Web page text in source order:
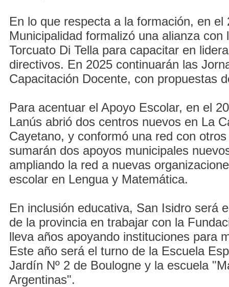
En lo que respecta a la formación, en el
Municipalidad formalizó una alianza con
Torcuato Di Tella para capacitar en
directivos. En 2025 continuarán las
Capacitación Docente, con propuestas
Para acentuar el Apoyo Escolar, en el
Lanús abrió dos centros nuevos en La
Cayetano, y conformó una red con
sumarán dos apoyos municipales
ampliando la red a nuevas
escolar en Lengua y Matemática.
En inclusión educativa, San Isidro será
de la provincia en trabajar con la
lleva años apoyando instituciones para
Este año será el turno de la Escuela
Jardín Nº 2 de Boulogne y la escuela
Argentinas".